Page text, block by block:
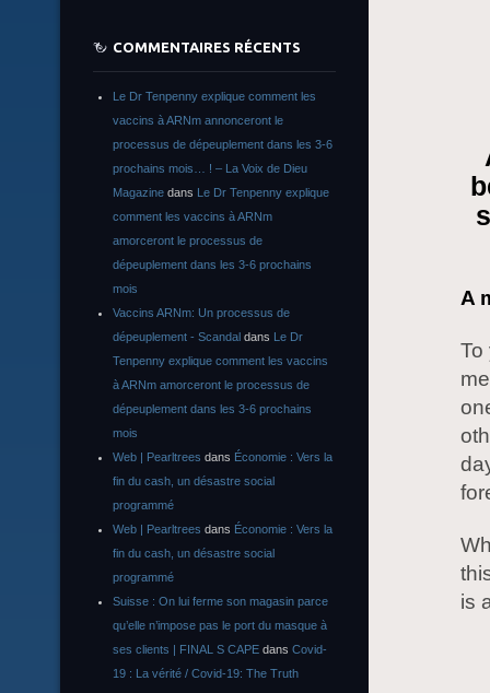
A
To
is
COMMENTAIRES RÉCENTS
Le Dr Tenpenny explique comment les
vaccins à ARNm annonceront le
processus de dépeuplement dans les 3-6
prochains mois… ! – La Voix de Dieu
Magazine dans Le Dr Tenpenny explique
comment les vaccins à ARNm
amorceront le processus de
dépeuplement dans les 3-6 prochains
mois
Vaccins ARNm: Un processus de
dépeuplement - Scandal dans Le Dr
Tenpenny explique comment les vaccins
à ARNm amorceront le processus de
dépeuplement dans les 3-6 prochains
mois
Web | Pearltrees dans Économie : Vers la
fin du cash, un désastre social
programmé
Web | Pearltrees dans Économie : Vers la
fin du cash, un désastre social
programmé
Suisse : On lui ferme son magasin parce
qu’elle n’impose pas le port du masque à
ses clients | FINAL S CAPE dans Covid-
19 : La vérité / Covid-19: The Truth